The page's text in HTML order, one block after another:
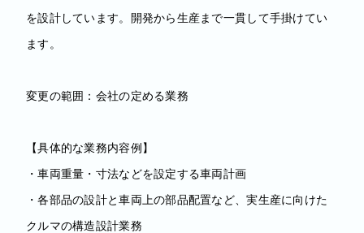
を設計しています。開発から生産まで一貫して手掛けてい
ます。
変更の範囲：会社の定める業務
【具体的な業務内容例】
・車両重量・寸法などを設定する車両計画
・各部品の設計と車両上の部品配置など、実生産に向けた
クルマの構造設計業務